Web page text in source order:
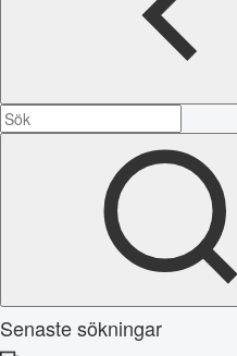
Senaste sökningar